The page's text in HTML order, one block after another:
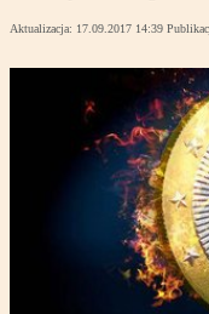
Aktualizacja: 17.09.2017 14:39